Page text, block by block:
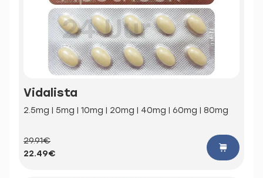
Vidalista
2.5mg | 5mg | 10mg | 20mg | 40mg | 60mg | 80mg
29.91€
22.49€